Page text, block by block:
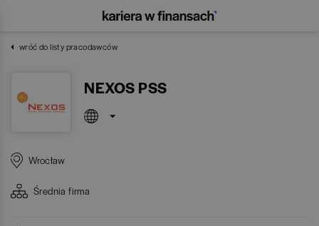
wróć do listy pracodawców
NEXOS PSS
Wrocław
Średnia firma